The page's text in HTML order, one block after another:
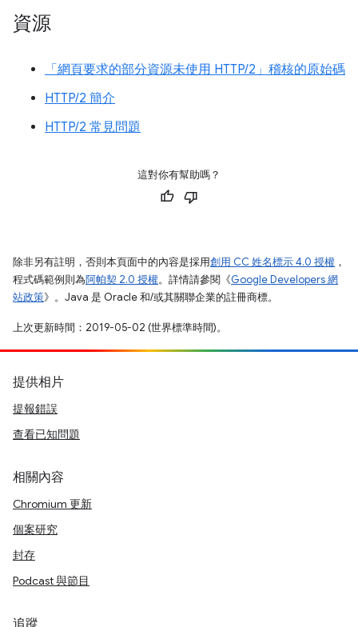
資源
「網頁要求的部分資源未使用 HTTP/2」稽核的原始碼
HTTP/2 簡介
HTTP/2 常見問題
這對你有幫助嗎？
除非另有註明，否則本頁面中的內容是採用創用 CC 姓名標示 4.0 授權 ，
程式碼範例則為阿帕契 2.0 授權。詳情請參閱《Google Developers 網
站政策》。Java 是 Oracle 和/或其關聯企業的註冊商標。
上次更新時間：2019-05-02 (世界標準時間)。
提供相片
提報錯誤
查看已知問題
相關內容
Chromium 更新
個案研究
封存
Podcast 與節目